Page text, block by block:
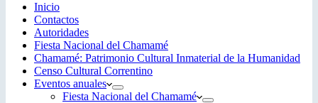
Inicio
Contactos
Autoridades
Fiesta Nacional del Chamamé
Chamamé: Patrimonio Cultural Inmaterial de la Humanidad
Censo Cultural Correntino
Eventos anuales
Fiesta Nacional del Chamamé